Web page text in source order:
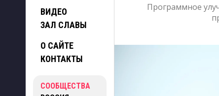
ВИДЕО
ЗАЛ СЛАВЫ
О САЙТЕ
КОНТАКТЫ
СООБЩЕСТВА
Программное